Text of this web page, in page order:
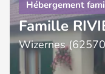
Famille
Wizernes